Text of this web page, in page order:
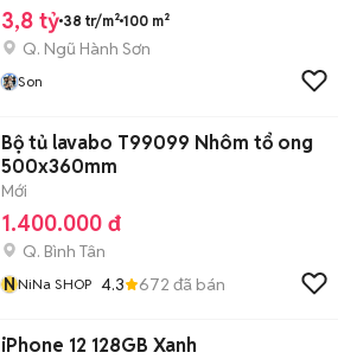
3,8 tỷ 38 tr/m² 100 m²
Q. Ngũ Hành Sơn
Son
Bộ tủ lavabo T99099 Nhôm tổ ong
500x360mm
Mới
1.400.000 đ
Q. Bình Tân
NNiNa SHOP 4.3 672 đã bán
iPhone 12 128GB Xanh